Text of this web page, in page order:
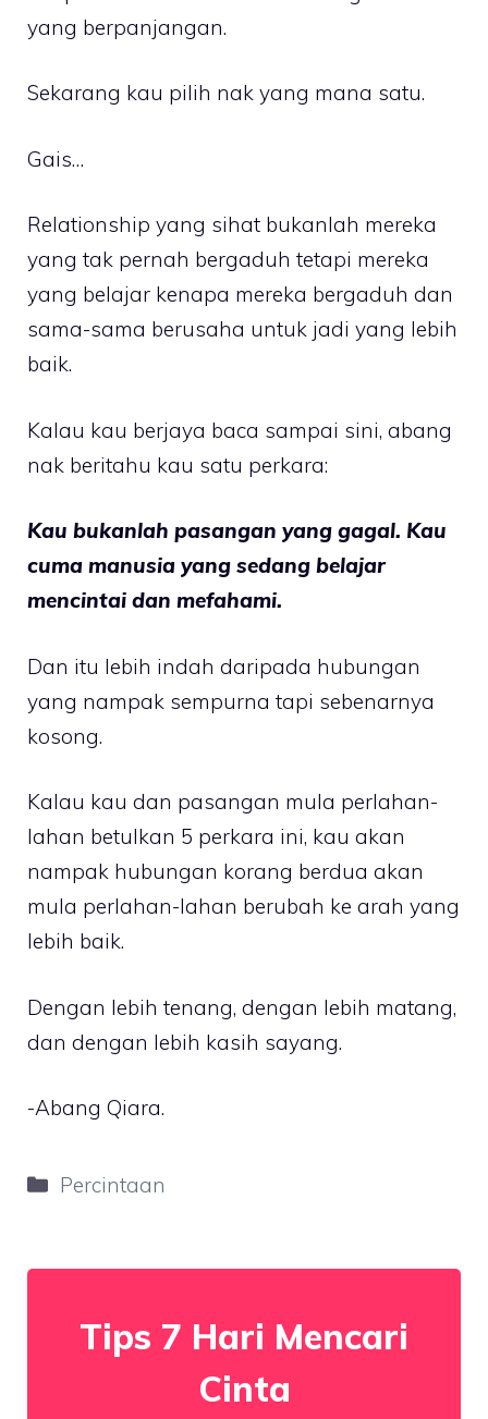
yang berpanjangan.
Sekarang kau pilih nak yang mana satu.
Gais…
Relationship yang sihat bukanlah mereka
yang tak pernah bergaduh tetapi mereka
yang belajar kenapa mereka bergaduh dan
sama-sama berusaha untuk jadi yang lebih
baik.
Kalau kau berjaya baca sampai sini, abang
nak beritahu kau satu perkara:
Kau bukanlah pasangan yang gagal. Kau
cuma manusia yang sedang belajar
mencintai dan mefahami.
Dan itu lebih indah daripada hubungan
yang nampak sempurna tapi sebenarnya
kosong.
Kalau kau dan pasangan mula perlahan-
lahan betulkan 5 perkara ini, kau akan
nampak hubungan korang berdua akan
mula perlahan-lahan berubah ke arah yang
lebih baik.
Dengan lebih tenang, dengan lebih matang,
dan dengan lebih kasih sayang.
-Abang Qiara.
Categories
Percintaan
Tips 7 Hari Mencari
Cinta